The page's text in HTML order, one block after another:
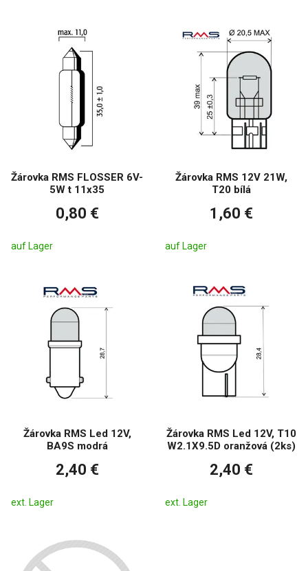
Žárovka RMS FLOSSER 6V-
5W t 11x35
0,80 €
auf Lager
Žárovka RMS 12V 21W,
T20 bílá
1,60 €
auf Lager
Žárovka RMS Led 12V,
BA9S modrá
2,40 €
ext. Lager
Žárovka RMS Led 12V, T10
W2.1X9.5D oranžová (2ks)
2,40 €
ext. Lager